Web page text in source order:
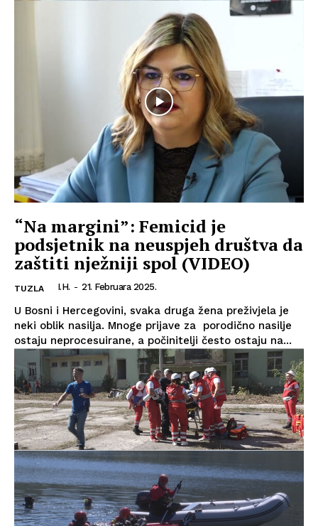
“Na margini”: Femicid je
podsjetnik na neuspjeh društva da
zaštiti nježniji spol (VIDEO)
TUZLA I.H. - 21. Februara 2025.
U Bosni i Hercegovini, svaka druga žena preživjela je
neki oblik nasilja. Mnoge prijave za porodično nasilje
ostaju neprocesuirane, a počinitelji često ostaju na...